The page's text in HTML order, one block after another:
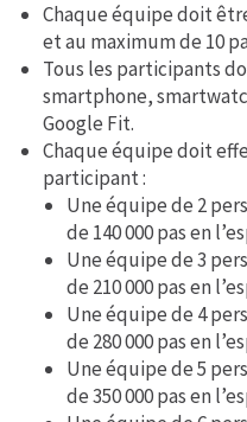
Chaque équipe doit
et au maximum de 10
Tous les participants
smartphone,
Google Fit.
Chaque équipe doit
participant :
Une équipe de 2
de 140 000 pas en
Une équipe de 3
de 210 000 pas en
Une équipe de 4
de 280 000 pas en
Une équipe de 5
de 350 000 pas en